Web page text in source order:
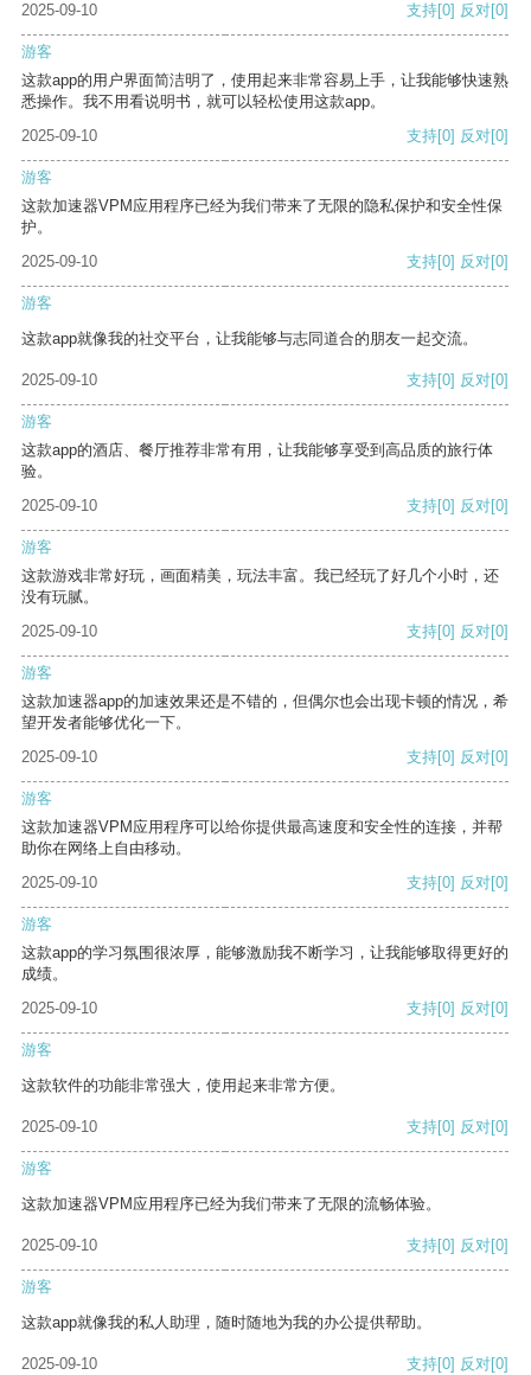
2025-09-10 支持[0] 反对[0]
游客
这款app的用户界面简洁明了，使用起来非常容易上手，让我能够快速熟
悉操作。我不用看说明书，就可以轻松使用这款app。
2025-09-10
支持[0] 反对[0]
游客
这款加速器VPM应用程序已经为我们带来了无限的隐私保护和安全性保
护。
2025-09-10
支持[0] 反对[0]
游客
这款app就像我的社交平台，让我能够与志同道合的朋友一起交流。
2025-09-10 支持[0] 反对[0]
游客
这款app的酒店、餐厅推荐非常有用，让我能够享受到高品质的旅行体
验。
2025-09-10
支持[0] 反对[0]
游客
这款游戏非常好玩，画面精美，玩法丰富。我已经玩了好几个小时，还
没有玩腻。
2025-09-10
支持[0] 反对[0]
游客
这款加速器app的加速效果还是不错的，但偶尔也会出现卡顿的情况，希
望开发者能够优化一下。
2025-09-10
支持[0] 反对[0]
游客
这款加速器VPM应用程序可以给你提供最高速度和安全性的连接，并帮
助你在网络上自由移动。
2025-09-10
支持[0] 反对[0]
游客
这款app的学习氛围很浓厚，能够激励我不断学习，让我能够取得更好的
成绩。
2025-09-10
支持[0] 反对[0]
游客
这款软件的功能非常强大，使用起来非常方便。
2025-09-10 支持[0] 反对[0]
游客
这款加速器VPM应用程序已经为我们带来了无限的流畅体验。
2025-09-10 支持[0] 反对[0]
游客
这款app就像我的私人助理，随时随地为我的办公提供帮助。
2025-09-10 支持[0] 反对[0]